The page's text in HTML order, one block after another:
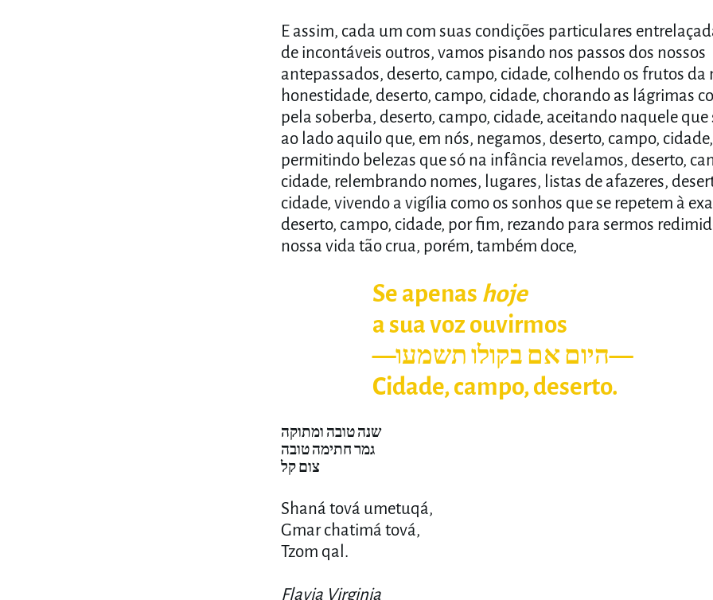
E assim, cada um com suas condições particulares
de incontáveis outros, vamos pisando nos passos dos nossos
antepassados, deserto, campo, cidade, colhendo os frutos da
honestidade, deserto, campo, cidade, chorando as lágrimas
pela soberba, deserto, campo, cidade, aceitando naquele que
ao lado aquilo que, em nós, negamos, deserto, campo, cidade,
permitindo belezas que só na infância revelamos, deserto,
cidade, relembrando nomes, lugares, listas de afazeres,
cidade, vivendo a vigília como os sonhos que se repetem à
deserto, campo, cidade, por fim, rezando para sermos
nossa vida tão crua, porém, também doce,
Se apenas hoje
a sua voz ouvirmos
—היום אם בקולו תשמעו—
Cidade, campo, deserto.
שנה טובה ומתוקה
גמר חתימה טובה
צום קל
Shaná tová umetuqá,
Gmar chatimá tová,
Tzom qal.
Flavia Virginia